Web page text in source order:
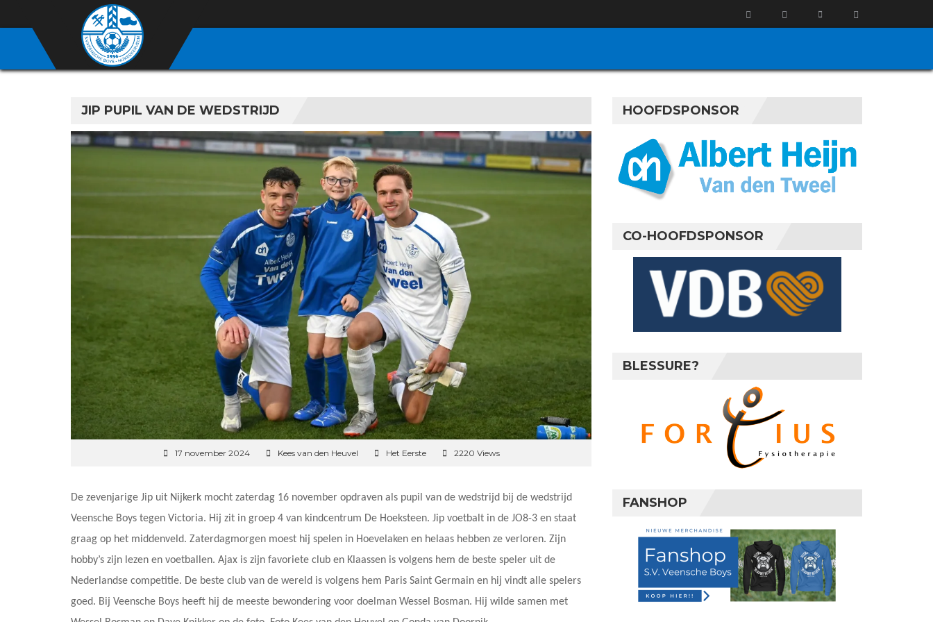
JIP PUPIL VAN DE WEDSTRIJD
17 november 2024 Kees van den Heuvel Het Eerste 2220 Views
De zevenjarige Jip uit Nijkerk mocht zaterdag 16 november opdraven als pupil van de wedstrijd bij de wedstrijd
Veensche Boys tegen Victoria. Hij zit in groep 4 van kindcentrum De Hoeksteen. Jip voetbalt in de JO8-3 en staat
graag op het middenveld. Zaterdagmorgen moest hij spelen in Hoevelaken en helaas hebben ze verloren. Zijn
hobby’s zijn lezen en voetballen. Ajax is zijn favoriete club en Klaassen is volgens hem de beste speler uit de
Nederlandse competitie. De beste club van de wereld is volgens hem Paris Saint Germain en hij vindt alle spelers
goed. Bij Veensche Boys heeft hij de meeste bewondering voor doelman Wessel Bosman. Hij wilde samen met
HOOFDSPONSOR
CO-HOOFDSPONSOR
BLESSURE?
FANSHOP